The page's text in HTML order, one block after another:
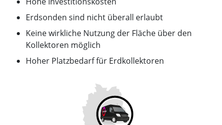
Erdsonden sind nicht überall erlaubt
Keine wirkliche Nutzung der Fläche über den
Kollektoren möglich
Hoher Platzbedarf für Erdkollektoren